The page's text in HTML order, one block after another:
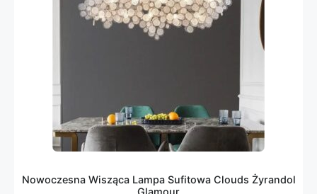
Nowoczesna Wisząca Lampa Sufitowa Clouds Żyrandol
Glamour